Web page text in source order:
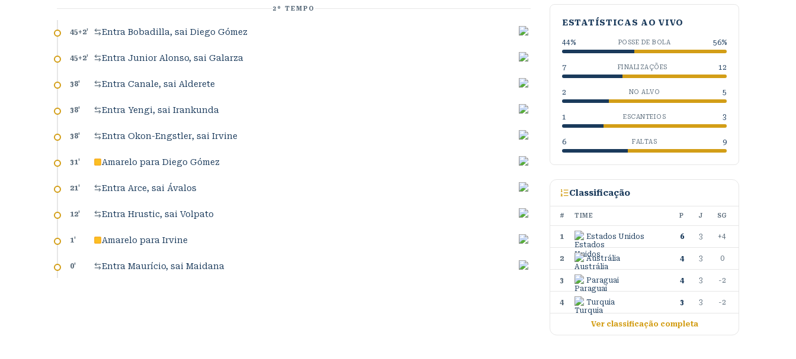
2º TEMPO
45+2' Entra Bobadilla, sai Diego Gómez
45+2' Entra Junior Alonso, sai Galarza
38' Entra Canale, sai Alderete
38' Entra Yengi, sai Irankunda
38' Entra Okon-Engstler, sai Irvine
31' Amarelo para Diego Gómez
21' Entra Arce, sai Ávalos
12' Entra Hrustic, sai Volpato
1' Amarelo para Irvine
0' Entra Maurício, sai Maidana
ESTATÍSTICAS AO VIVO
44% POSSE DE BOLA 56%
7 FINALIZAÇÕES 12
2 NO ALVO 5
1 ESCANTEIOS 3
6 FALTAS 9
Classificação
# TIME P J SG
1 Estados Unidos 6 3 +4
2 Austrália 4 3 0
3 Paraguai 4 3 -2
4 Turquia 3 3 -2
Ver classificação completa